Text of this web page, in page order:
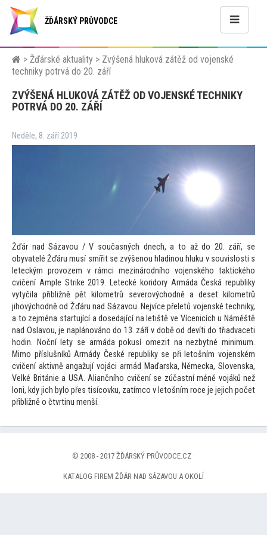
ŽĎÁRSKÝ PRŮVODCE
> Žďárské aktuality > Zvýšená hluková zátěž od vojenské
techniky potrvá do 20. září
ZVÝŠENÁ HLUKOVÁ ZÁTĚŽ OD VOJENSKÉ TECHNIKY
POTRVÁ DO 20. ZÁŘÍ
Neděle, 8. září 2019
Žďár nad Sázavou / V současných dnech, a to až do 20. září, se
obyvatelé Žďáru musí smířit se zvýšenou hladinou hluku v souvislosti s
leteckým provozem v rámci mezinárodního vojenského taktického
cvičení Ample Strike 2019. Letecké koridory Armáda Česká republiky
vytyčila přibližně pět kilometrů severovýchodně a deset kilometrů
jihovýchodně od Žďáru nad Sázavou. Nejvíce přeletů vojenské techniky,
a to zejména startující a dosedající na letiště ve Vícenicích u Náměště
nad Oslavou, je naplánováno do 13. září v době od devíti do třiadvaceti
hodin. Noční lety se armáda pokusí omezit na nezbytné minimum.
Mimo příslušníků Armády České republiky se při letošním vojenském
cvičení aktivně angažují vojáci armád Maďarska, Německa, Slovenska,
Velké Británie a USA. Aliančního cvičení se zúčastní méně vojáků než
loni, kdy jich bylo přes tisícovku, zatímco v letošním roce je jejich počet
přibližně o čtvrtinu menší.
© 2008 - 2017 ŽĎÁRSKÝ PRŮVODCE.CZ ·
KATALOG FIREM ŽĎÁR NAD SÁZAVOU A OKOLÍ